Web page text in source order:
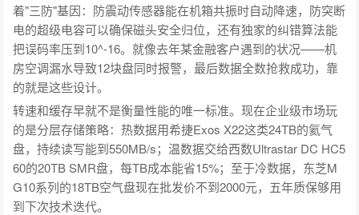
着"三防"基因：防震动传感器能在机箱共振时自动降速，防突断
电的超级电容可以确保磁头安全归位，还有独家的纠错算法能
把误码率压到10^-16。就像去年某金融客户遇到的状况——机
房空调漏水导致12块盘同时报警，最后数据全数抢救成功，靠
的就是这些设计。
转速和缓存早就不是衡量性能的唯一标准。现在企业级市场玩
的是分层存储策略：热数据用希捷Exos X22这类24TB的氦气
盘，持续读写能到550MB/s；温数据交给西数Ultrastar DC HC5
60的20TB SMR盘，每TB成本能省15%；至于冷数据，东芝M
G10系列的18TB空气盘现在批发价不到2000元，五年质保够用
到下次技术迭代。